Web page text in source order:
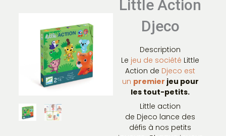
Little Action
Djeco
Description
Le jeu de société Little
Action de Djeco est
un premier jeu pour
les tout-petits.
Little action
de Djeco lance des
défis à nos petits